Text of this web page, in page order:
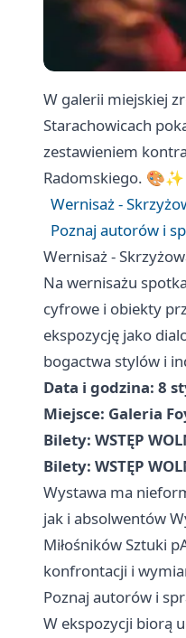
W galerii miejskiej
Starachowicach
zestawieniem
Radomskiego. 🎨✨
Wernisaż -
Poznaj autorów i
Wernisaż -
Na wernisażu
cyfrowe i obiekty
ekspozycję jako
bogactwa stylów i
Data i godzina: 8
Miejsce: Galeria
Bilety: WSTĘP
Bilety: WSTĘP
Wystawa ma
jak i absolwentów
Miłośników Sztuki
konfrontacji i
Poznaj autorów i
W ekspozycji biorą